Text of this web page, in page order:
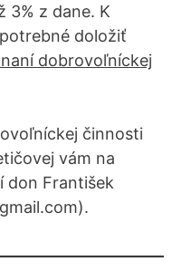
3% z dane. K
doložiť
dobrovoľníckej
činnosti
vám na
don František